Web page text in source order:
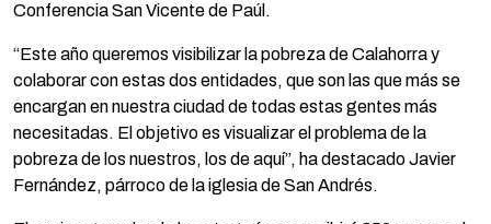
Conferencia San Vicente de Paúl.
“Este año queremos visibilizar la pobreza de Calahorra y
colaborar con estas dos entidades, que son las que más se
encargan en nuestra ciudad de todas estas gentes más
necesitadas. El objetivo es visualizar el problema de la
pobreza de los nuestros, los de aquí”, ha destacado Javier
Fernández, párroco de la iglesia de San Andrés.